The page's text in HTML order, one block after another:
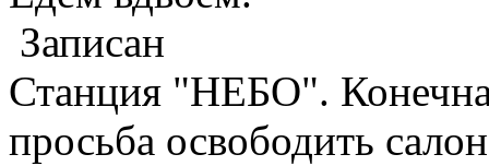
Записан
Станция "НЕБО".
просьба освободить